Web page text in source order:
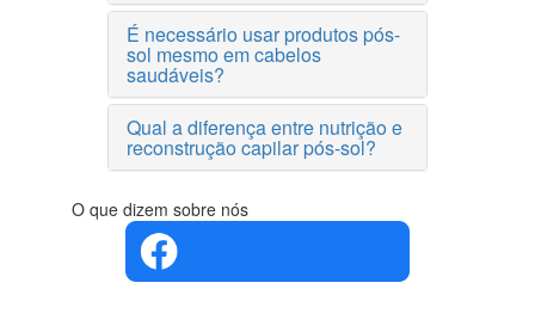
É necessário usar produtos pós-
sol mesmo em cabelos
saudáveis?
Qual a diferença entre nutrição e
reconstrução capilar pós-sol?
O que dizem sobre nós